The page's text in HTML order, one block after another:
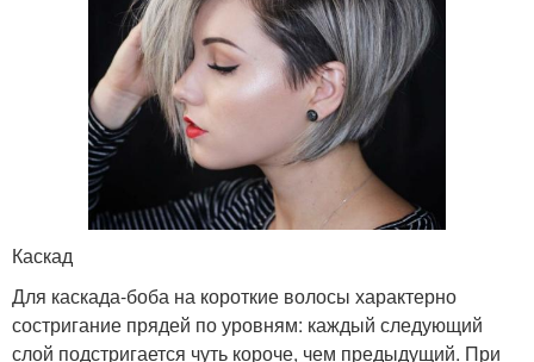
Каскад
Для каскада-боба на короткие волосы характерно
состригание прядей по уровням: каждый следующий
слой подстригается чуть короче, чем предыдущий. При